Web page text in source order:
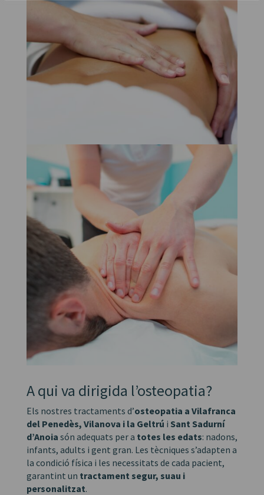
A qui va dirigida l’osteopatia?
Els nostres tractaments d’osteopatia a Vilafranca
del Penedès, Vilanova i la Geltrú i Sant Sadurní
d’Anoia són adequats per a totes les edats: nadons,
infants, adults i gent gran. Les tècniques s’adapten a
la condició física i les necessitats de cada pacient,
garantint un tractament segur, suau i
personalitzat.